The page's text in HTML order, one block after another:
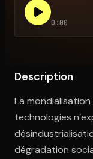
Ouvre l'app
0:00
Description
La
technologies
dégradation